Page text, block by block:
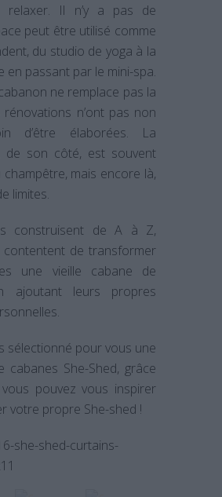
relaxer. Il n’y a pas de
peut être utilisé comme
du studio de yoga à la
en passant par le mini-spa.
ne remplace pas la
rénovations n’ont pas non
d’être élaborées. La
de son côté, est souvent
mais encore là,
limites.
construisent de A à Z,
contentent de transformer
une vieille cabane de
ajoutant leurs propres
sélectionné pour vous une
cabanes She-Shed, grâce
pouvez vous inspirer
votre propre She-shed !